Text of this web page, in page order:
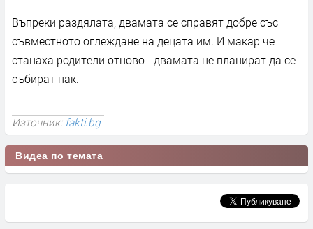
Въпреки раздялата, двамата се справят добре със
съвместното оглеждане на децата им. И макар че
станаха родители отново - двамата не планират да се
събират пак.
Източник:fakti.bg
Видеа по темата